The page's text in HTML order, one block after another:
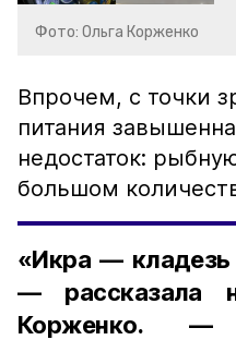
Фото: Ольга Корженко
Впрочем, с точки
питания
недостаток:
большом
«Икра — кладезь
— рассказала
Корженко. —